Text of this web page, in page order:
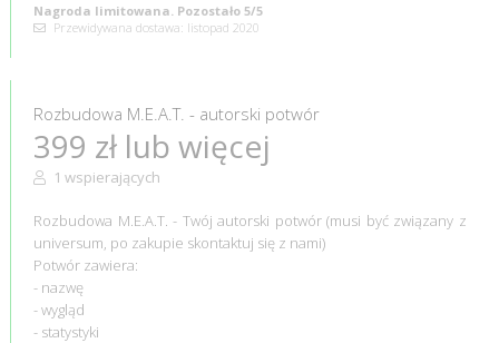
Nagroda limitowana. Pozostało 5/5
Przewidywana dostawa: listopad 2020
Rozbudowa M.E.A.T. - autorski potwór
399 zł lub więcej
1 wspierających
Rozbudowa M.E.A.T. - Twój autorski potwór (musi być związany z
universum, po zakupie skontaktuj się z nami)
Potwór zawiera:
- nazwę
- wygląd
- statystyki